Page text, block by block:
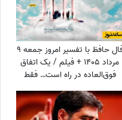
فال حافظ با تفسیر امروز جمعه 9
مرداد 1405 + فیلم / یک اتفاق
فوق‌العاده در راه است… فقط
بهترین هدیه‌اش را برای تو نگه
داشته است!